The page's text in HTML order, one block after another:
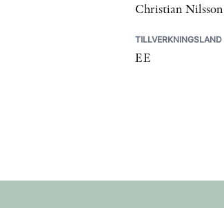
Christian Nilsson
TILLVERKNINGSLAND
EE